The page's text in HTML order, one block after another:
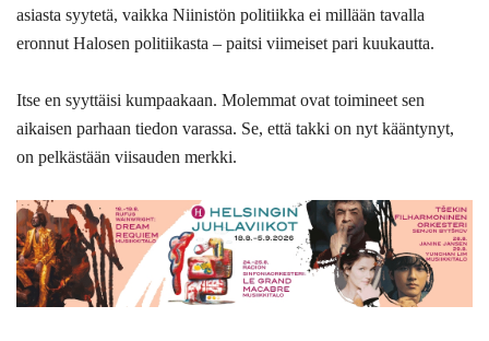
asiasta syytetä, vaikka Niinistön politiikka ei millään tavalla
eronnut Halosen politiikasta – paitsi viimeiset pari kuukautta.
Itse en syyttäisi kumpaakaan. Molemmat ovat toimineet sen
aikaisen parhaan tiedon varassa. Se, että takki on nyt kääntynyt,
on pelkästään viisauden merkki.